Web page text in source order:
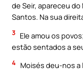
de Seir, apareceu
Santos. Na sua
3 Ele amou os
estão sentados a
4 Moisés deu-nos a